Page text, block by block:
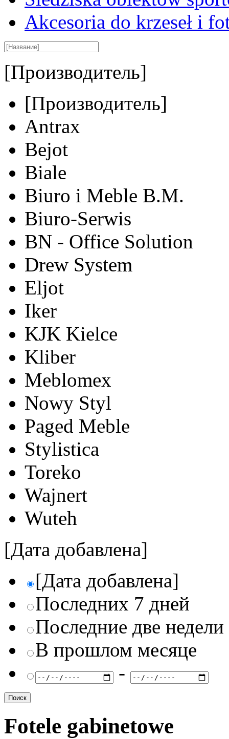
Akcesoria do krzeseł i
[Производитель]
[Производитель]
Antrax
Bejot
Biale
Biuro i Meble B.M.
Biuro-Serwis
BN - Office Solution
Drew System
Eljot
Iker
KJK Kielce
Kliber
Meblomex
Nowy Styl
Paged Meble
Stylistica
Toreko
Wajnert
Wuteh
[Дата добавлена]
[Дата добавлена]
Последних 7 дней
Последние две недели
В прошлом месяце
-
Fotele gabinetowe